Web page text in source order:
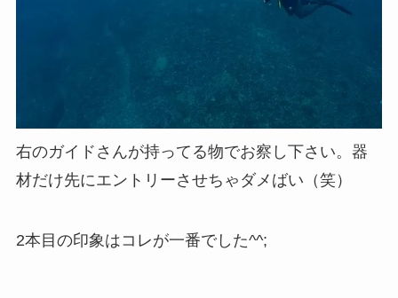
右のガイドさんが持ってる物でお察し下さい。器
材だけ先にエントリーさせちゃダメばい（笑）
2本目の印象はコレが一番でした^^;